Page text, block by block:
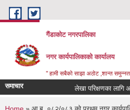
Skip to main content
गैंडाकोट नगरपालिका
नगर कार्यपालिकाको कार्यालय
" हामी सबैको साझा अठोट ,शान्त
समाचार लेखा परिक्षणका लागि